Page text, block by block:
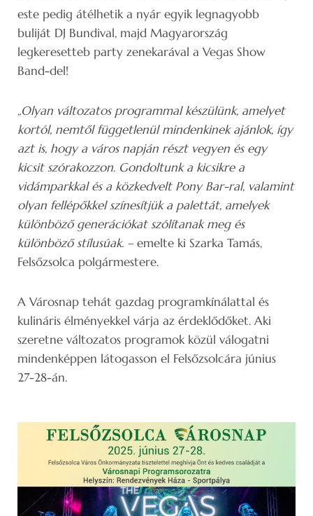
este pedig átélhetik a nyár egyik legnagyobb
buliját DJ Bundival, majd Magyarország
legkeresetteb party zenekarával a Vegas Show
Band-del!
„Olyan változatos programmal készülünk, amelyet
kortól, nemtől függetlenül mindenkinek ajánlok, így
azt is, hogy a város napján részt vegyen és egy
kicsit szórakozzon. Gondoltunk a kicsikre a
vidámparkkal és a közkedvelt Pony Bar-ral, valamint
olyan fellépőkkel színesítjük a palettát, amelyek
különböző generációkat szólítanak meg és
különböző stílusúak. – emelte ki Szarka Tamás,
Felsőzsolca polgármestere.
A Városnap tehát gazdag programkínálattal és
kulináris élményekkel várja az érdeklődőket. Aki
szeretne változatos programok közül válogatni
mindenképpen látogasson el Felsőzsolcára június
27-28-án.